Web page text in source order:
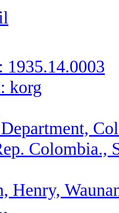
1935.14.0003
korg
Colombia.,
Henry,